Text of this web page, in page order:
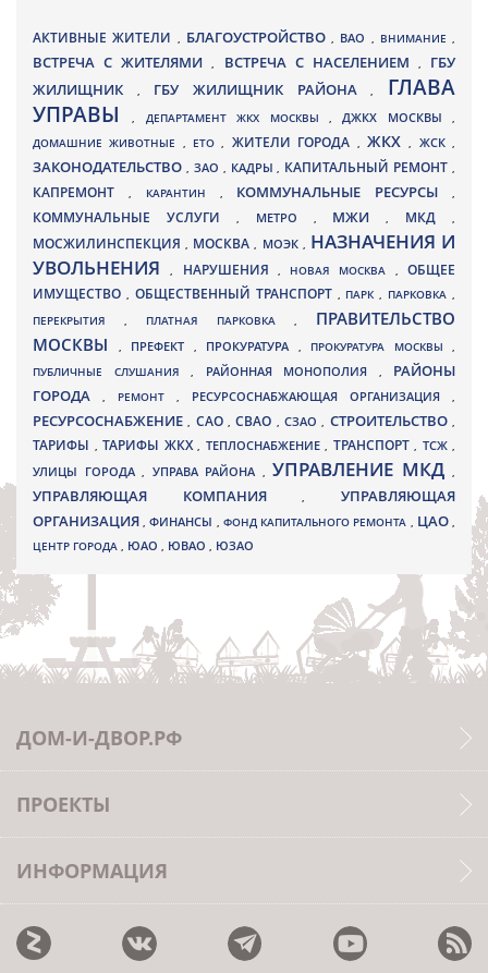
АКТИВНЫЕ ЖИТЕЛИ , БЛАГОУСТРОЙСТВО , ВАО , ВНИМАНИЕ ,
ВСТРЕЧА С ЖИТЕЛЯМИ, ВСТРЕЧА С НАСЕЛЕНИЕМ , ГБУ
ЖИЛИЩНИК
, ГБУ ЖИЛИЩНИК РАЙОНА, ГЛАВА
УПРАВЫ, ДЕПАРТАМЕНТ ЖКХ МОСКВЫ ,ДЖКХ МОСКВЫ ,
ДОМАШНИЕ ЖИВОТНЫЕ , ЕТО, ЖИТЕЛИ ГОРОДА , ЖКХ, ЖСК,
ЗАКОНОДАТЕЛЬСТВО , ЗАО , КАДРЫ, КАПИТАЛЬНЫЙ РЕМОНТ ,
КАПРЕМОНТ , КАРАНТИН , КОММУНАЛЬНЫЕ РЕСУРСЫ,
КОММУНАЛЬНЫЕ УСЛУГИ , МЕТРО , МЖИ, МКД ,
МОСЖИЛИНСПЕКЦИЯ, МОСКВА , МОЭК , НАЗНАЧЕНИЯ И
УВОЛЬНЕНИЯ, НАРУШЕНИЯ , НОВАЯ МОСКВА ,ОБЩЕЕ
ИМУЩЕСТВО , ОБЩЕСТВЕННЫЙ ТРАНСПОРТ , ПАРК, ПАРКОВКА ,
ПЕРЕКРЫТИЯ , ПЛАТНАЯ ПАРКОВКА , ПРАВИТЕЛЬСТВО
МОСКВЫ
, ПРЕФЕКТ , ПРОКУРАТУРА , ПРОКУРАТУРА МОСКВЫ ,
ПУБЛИЧНЫЕ СЛУШАНИЯ , РАЙОННАЯ МОНОПОЛИЯ , РАЙОНЫ
ГОРОДА
, РЕМОНТ , РЕСУРСОСНАБЖАЮЩАЯ ОРГАНИЗАЦИЯ ,
РЕСУРСОСНАБЖЕНИЕ, САО,СВАО ,СЗАО, СТРОИТЕЛЬСТВО,
ТАРИФЫ , ТАРИФЫ ЖКХ , ТЕПЛОСНАБЖЕНИЕ , ТРАНСПОРТ , ТСЖ ,
УЛИЦЫ ГОРОДА , УПРАВА РАЙОНА , УПРАВЛЕНИЕ МКД ,
УПРАВЛЯЮЩАЯ КОМПАНИЯ,УПРАВЛЯЮЩАЯ
ОРГАНИЗАЦИЯ,ФИНАНСЫ , ФОНД КАПИТАЛЬНОГО РЕМОНТА , ЦАО,
ЦЕНТР ГОРОДА , ЮАО , ЮВАО , ЮЗАО
ДОМ-И-ДВОР.РФ
ПРОЕКТЫ
ИНФОРМАЦИЯ